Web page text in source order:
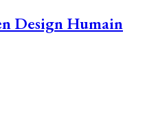
Design Humain